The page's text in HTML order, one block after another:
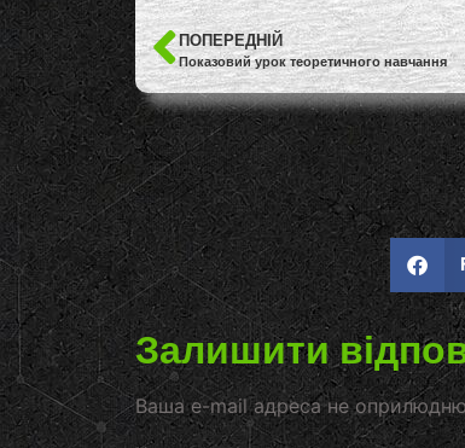
ПОПЕРЕДНІЙ
Показовий урок теоретичного навчання
Залишити
Ваша e-mail адреса не